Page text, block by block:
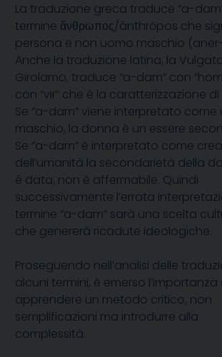
La traduzione greca traduce “a-
termine ἄνθρωπος/ànthrōpos che
persona e non uomo maschio
Anche la traduzione latina, la
Girolamo, traduce “a-dam” con
con “vir” che è la caratterizzazione
Se “a-dam” viene interpretato come
maschio, la donna è un essere
Se “a-dam” è interpretato come
dell’umanità la secondarietà della
è data, non è affermabile. Quindi
successivamente l’errata
termine “a-dam” sarà una scelta
che genererà ricadute ideologiche.
Proseguendo nell’analisi delle
alcuni termini, è emerso l’importanza
apprendere un metodo critico, non
semplificazioni ma introdurre alla
complessità.